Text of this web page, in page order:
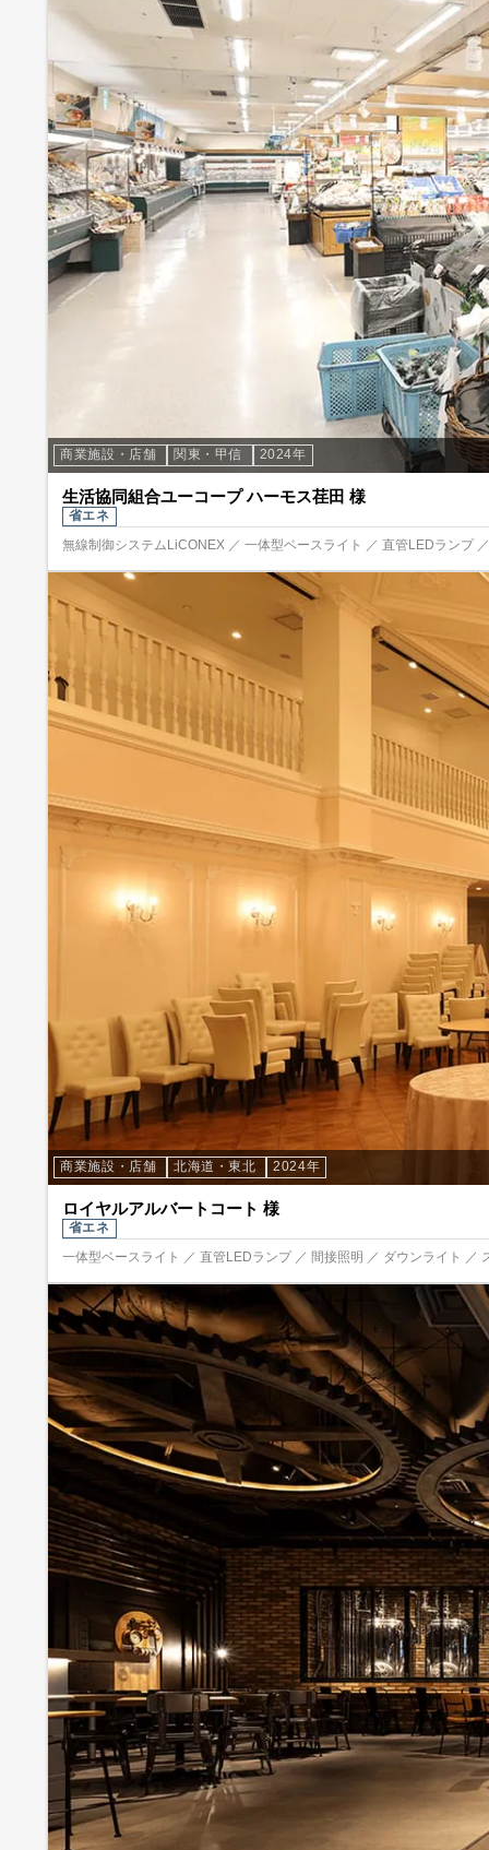
商業施設・店舗 関東・甲信 2024年
生活協同組合ユーコープ ハーモス荏田 様
省エネ
無線制御システムLiCONEX ／ 一体型ベースライト ／ 直管LEDランプ
商業施設・店舗 北海道・東北 2024年
ロイヤルアルバートコート 様
省エネ
一体型ベースライト ／ 直管LEDランプ ／ 間接照明 ／ ダウンライト ／